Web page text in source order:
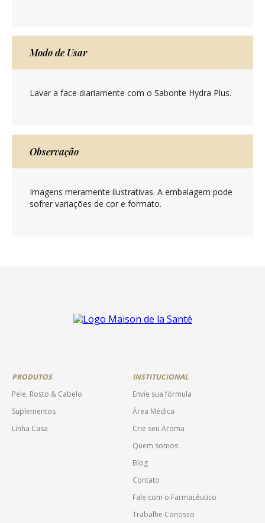
Modo de Usar
Lavar a face diariamente com o Sabonte Hydra Plus.
Observação
Imagens meramente ilustrativas. A embalagem pode
sofrer variações de cor e formato.
PRODUTOS
Pele, Rosto & Cabelo
Suplementos
Linha Casa
INSTITUCIONAL
Envie sua fórmula
Área Médica
Crie seu Aroma
Quem somos
Blog
Contato
Fale com o Farmacêutico
Trabalhe Conosco